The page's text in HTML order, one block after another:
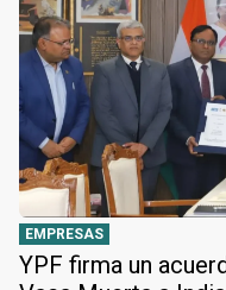
EMPRESAS
YPF firma un